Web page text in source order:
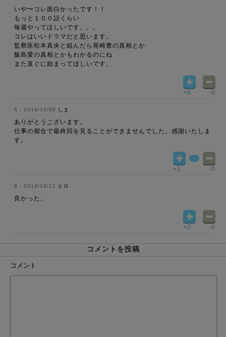
いや〜コレ面白かったです！！
もっと１００話くらい
毎週やってほしいです。。。
コレはいいドラマだと思います。
監察医松本真央と組んだら尾崎豊の真相とか
飯島愛の真相とかもわかるのにね
また直ぐに始まってほしいです。
+0 -0
2014/10/08 しま
ありがとうございます。
仕事の都合で最終回を見ることができませんでした。感謝いたしま
す。
+1 -0
2014/10/11 ヒロ
良かった。
+0 -0
コメントを投稿
コメント